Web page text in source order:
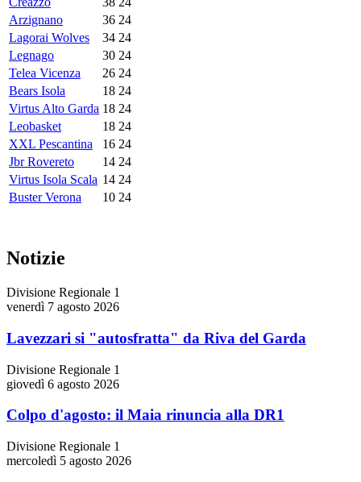
Arzignano
36 24
Lagorai Wolves
34 24
Legnago
30 24
Telea Vicenza
26 24
Bears Isola
18 24
Virtus Alto Garda 18 24
Leobasket
18 24
XXL Pescantina
16 24
Jbr Rovereto
14 24
Virtus Isola Scala 14 24
Buster Verona
10 24
Notizie
Divisione Regionale 1
venerdì 7 agosto 2026
Lavezzari si "autosfratta" da Riva del Garda
Divisione Regionale 1
giovedì 6 agosto 2026
Colpo d'agosto: il Maia rinuncia alla DR1
Divisione Regionale 1
mercoledì 5 agosto 2026